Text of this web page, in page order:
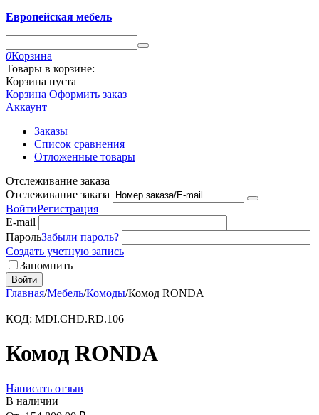
Европейская мебель
0Корзина
Товары в корзине:
Корзина пуста
Корзина Оформить заказ
Аккаунт
Заказы
Список сравнения
Отложенные товары
Отслеживание заказа
Отслеживание заказа
ВойтиРегистрация
E-mail
ПарольЗабыли пароль?
Создать учетную запись
Запомнить
Войти
Главная/Мебель/Комоды/Комод RONDA
КОД: MDI.CHD.RD.106
Комод RONDA
Написать отзыв
В наличии